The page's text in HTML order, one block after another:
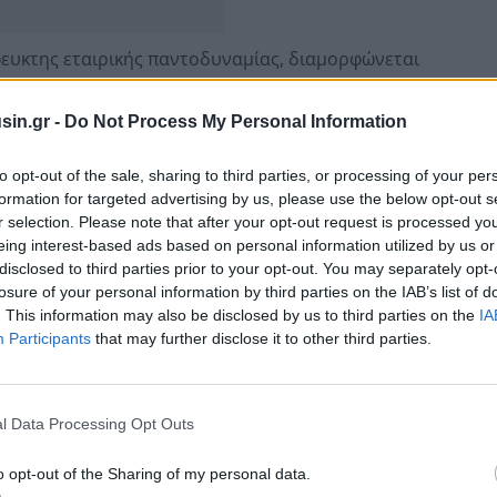
- Do Not Process My Personal Information
opt-out of the sale, sharing to third parties, or processing of your
for targeted advertising by us, please use the below opt-out
selection. Please note that after your opt-out request is processed
interest-based ads based on personal information utilized by us
to third parties prior to your opt-out. You may separately
of your personal information by third parties on the IAB’s list of
This information may also be disclosed by us to third parties on the
Participants that may further disclose it to other third parties.
Data Processing Opt Outs
opt-out of the Sharing of my personal data.
εταιρικής παντοδυναμίας, διαμορφώνεται
. Και, για πρώτη φορά εδώ και χρόνια, όσοι
του κλάδου ψυχαγωγίαςπιστεύουν ότι
τη διάρκεια της μεγάλης απεργίας των
Ράφαλο και ο αναλυτής αντιμονοπωλιακής πολιτικής
διαπιστώσει ότιπίσω από την εργασιακή
αιτία: ηόλο και μεγαλύτερη συγκέντρωση